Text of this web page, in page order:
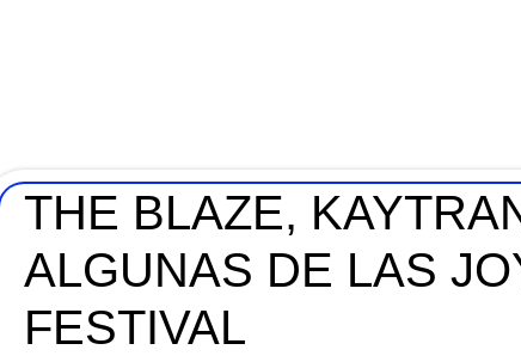
THE BLAZE,
ALGUNAS DE LAS
FESTIVAL